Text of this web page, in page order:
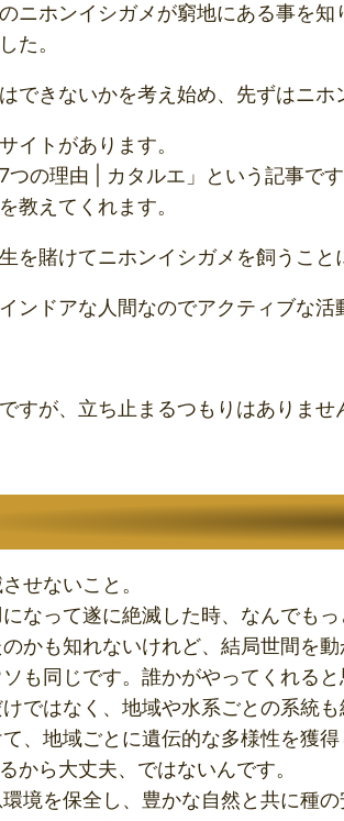
ニホンイシガメが窮地にある事を
た。
できないかを考え始め、先ずはニ
イトがあります。
つの理由 | カタルエ」という記事です
教えてくれます。
を賭けてニホンイシガメを飼うこと
ンドアな人間なのでアクティブな
すが、立ち止まるつもりはありませ
せないこと。
なって遂に絶滅した時、なんでも
かも知れないけれど、結局世間を動
も同じです。誰かがやってくれると
ではなく、地域や水系ごとの系統も
、地域ごとに遺伝的な多様性を獲得
ら大丈夫、ではないんです。
境を保全し、豊かな自然と共に種の